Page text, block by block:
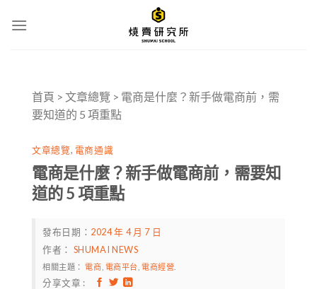
首頁 > 文章總覽 > 電商是什麼？新手做電商前，需
要知道的 5 項重點
文章總覽, 電商通識
電商是什麼？新手做電商前，需要知
道的 5 項重點
發布日期： 2024 年 4 月 7 日
作者： SHUMAI NEWS
相關主題：電商 電商平台 電商經營
分享文章 :